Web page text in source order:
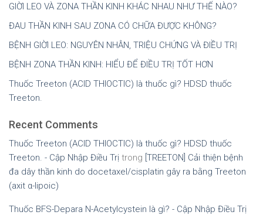
GIỜI LEO VÀ ZONA THẦN KINH KHÁC NHAU NHƯ THẾ NÀO?
ĐAU THẦN KINH SAU ZONA CÓ CHỮA ĐƯỢC KHÔNG?
BỆNH GIỜI LEO: NGUYÊN NHÂN, TRIỆU CHỨNG VÀ ĐIỀU TRỊ
BỆNH ZONA THẦN KINH: HIỂU ĐỂ ĐIỀU TRỊ TỐT HƠN
Thuốc Treeton (ACID THIOCTIC) là thuốc gì? HDSD thuốc
Treeton.
Recent Comments
Thuốc Treeton (ACID THIOCTIC) là thuốc gì? HDSD thuốc
Treeton. - Cập Nhập Điều Trị trong [TREETON] Cải thiện bệnh
đa dây thần kinh do docetaxel/cisplatin gây ra bằng Treeton
(axit α-lipoic)
Thuốc BFS-Depara N-Acetylcystein là gì? - Cập Nhập Điều Trị